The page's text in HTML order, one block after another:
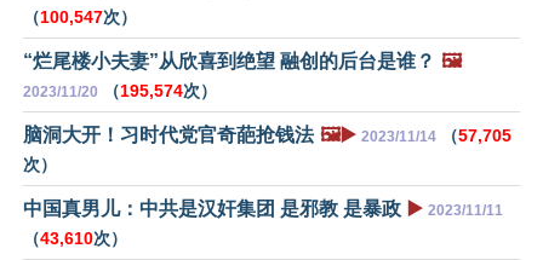
（100,547次）
“烂尾楼小夫妻”从欣喜到绝望 融创的后台是谁？ 🖼️
2023/11/20 （195,574次）
脑洞大开！习时代党官奇葩抢钱法 🖼️▶️ 2023/11/14 （57,705
次）
中国真男儿：中共是汉奸集团 是邪教 是暴政 ▶️ 2023/11/11
（43,610次）